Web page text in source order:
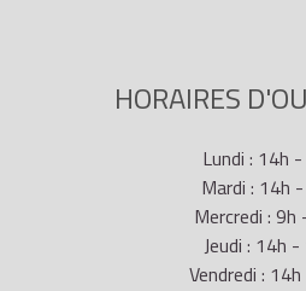
HORAIRES
Lundi : 14h
Mardi : 14h
Mercredi : 9h
Jeudi : 14h
Vendredi :